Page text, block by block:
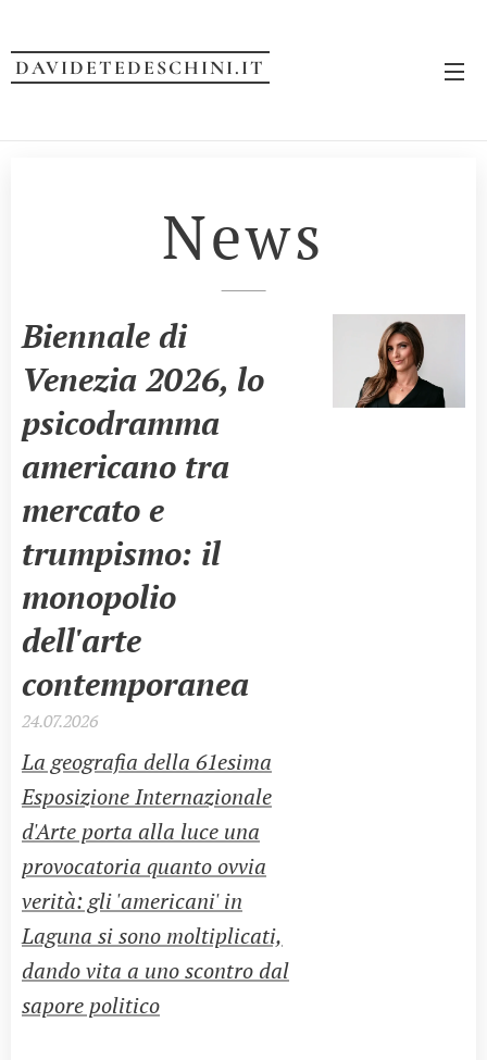
DAVIDETEDESCHINI.IT
News
Biennale di
Venezia 2026, lo
psicodramma
americano tra
mercato e
trumpismo: il
monopolio
dell'arte
contemporanea
24.07.2026
La geografia della 61esima
Esposizione Internazionale
d'Arte porta alla luce una
provocatoria quanto ovvia
verità: gli 'americani' in
Laguna si sono moltiplicati,
dando vita a uno scontro dal
sapore politico